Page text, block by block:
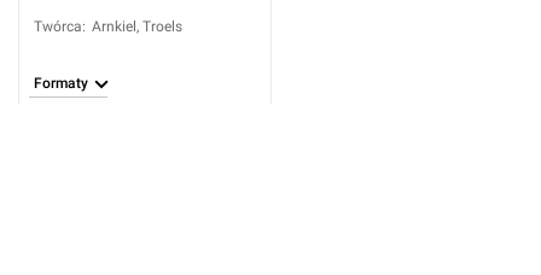
Twórca: Arnkiel, Troels
Formaty